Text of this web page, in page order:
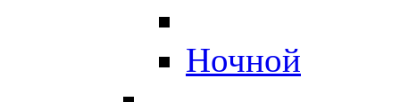
Ночной